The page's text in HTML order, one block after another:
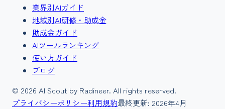
業界別AIガイド
地域別AI研修・助成金
助成金ガイド
AIツールランキング
使い方ガイド
ブログ
© 2026 AI Scout by Radineer. All rights reserved.
プライバシーポリシー利用規約最終更新: 2026年4月